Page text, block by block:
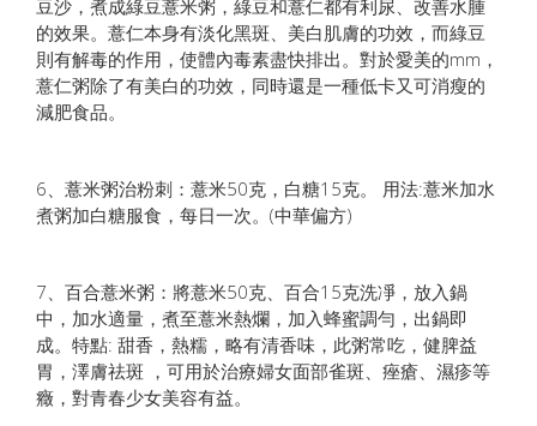
豆沙，煮成綠豆薏米粥，綠豆和薏仁都有利尿、改善水腫
的效果。薏仁本身有淡化黑斑、美白肌膚的功效，而綠豆
則有解毒的作用，使體內毒素盡快排出。對於愛美的mm，
薏仁粥除了有美白的功效，同時還是一種低卡又可消瘦的
減肥食品。
6、薏米粥治粉刺：薏米50克，白糖15克。 用法:薏米加水
煮粥加白糖服食，每日一次。(中華偏方)
7、百合薏米粥：將薏米50克、百合15克洗凈，放入鍋
中，加水適量，煮至薏米熱爛，加入蜂蜜調勻，出鍋即
成。特點: 甜香，熱糯，略有清香味，此粥常吃，健脾益
胃，澤膚祛斑 ，可用於治療婦女面部雀斑、痤瘡、濕疹等
癥，對青春少女美容有益。